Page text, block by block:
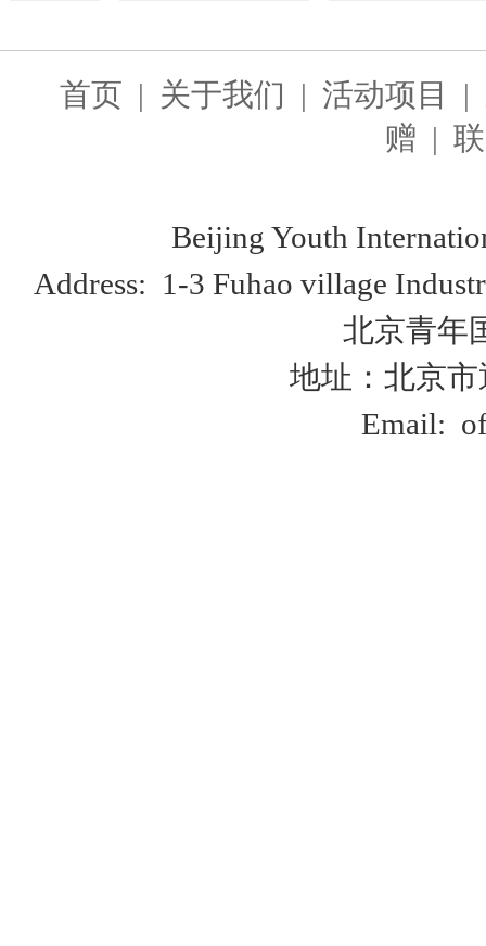
首页 | 关于我们 | 活动项目 |
赠 |
Beijing Youth
Address: 1-3 Fuhao village
北京青年
地址：北京
Email: